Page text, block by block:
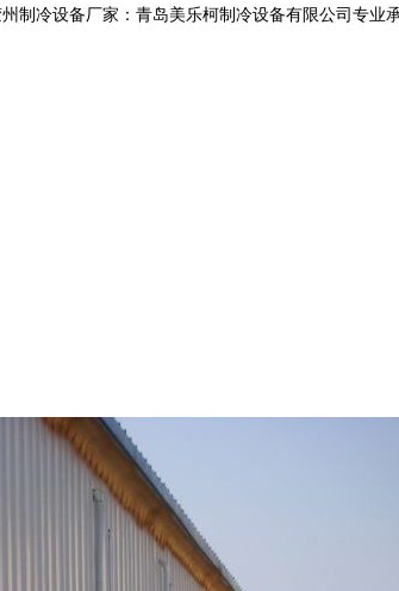
制冷设备厂家：青岛美乐柯制冷设备有限公司专